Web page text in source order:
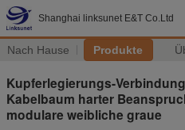
Shanghai linksunet E&T Co.Ltd
Nach Hause Produkte
Kupferlegierungs-
Kabelbaum harter
modulare weibliche graue